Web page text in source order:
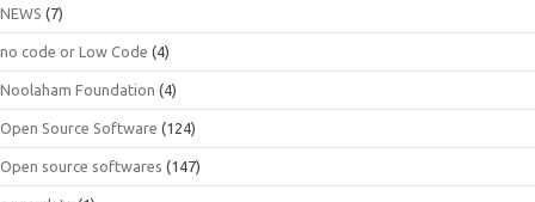
NEWS (7)
no code or Low Code (4)
Noolaham Foundation (4)
Open Source Software (124)
Open source softwares (147)